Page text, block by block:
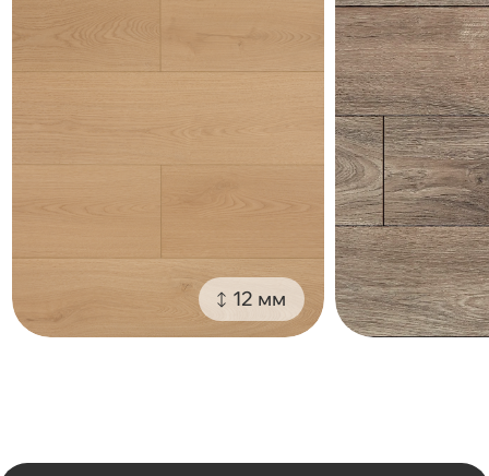
12 мм